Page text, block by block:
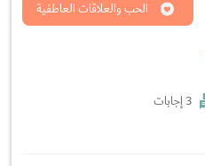
الحب والعلاقات العاطفية
3 إجابات